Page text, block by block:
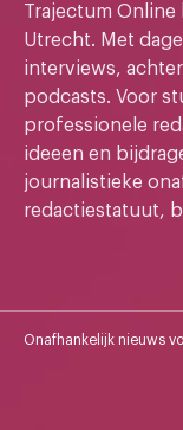
Trajectum
Utrecht. Met
interviews,
podcasts. Voor
professionele
ideeen en
journalistieke
redactiestatuut,
Onafhankelijk nieuws